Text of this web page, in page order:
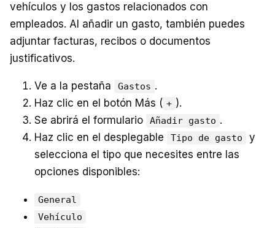
vehículos y los gastos relacionados con
empleados. Al añadir un gasto, también puedes
adjuntar facturas, recibos o documentos
justificativos.
Ve a la pestaña Gastos .
Haz clic en el botón Más ( + ).
Se abrirá el formulario
Añadir gasto .
Haz clic en el desplegable
Tipo de gasto
y
selecciona el tipo que necesites entre las
opciones disponibles:
General
Vehículo